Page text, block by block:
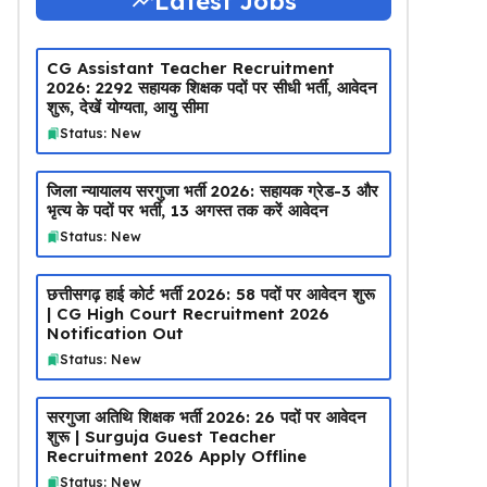
CG Assistant Teacher Recruitment
2026: 2292 सहायक शिक्षक पदों पर सीधी भर्ती, आवेदन
शुरू, देखें योग्यता, आयु सीमा
Status: New
जिला न्यायालय सरगुजा भर्ती 2026: सहायक ग्रेड-3 और
भृत्य के पदों पर भर्ती, 13 अगस्त तक करें आवेदन
Status: New
छत्तीसगढ़ हाई कोर्ट भर्ती 2026: 58 पदों पर आवेदन शुरू
| CG High Court Recruitment 2026
Notification Out
Status: New
सरगुजा अतिथि शिक्षक भर्ती 2026: 26 पदों पर आवेदन
शुरू | Surguja Guest Teacher
Recruitment 2026 Apply Offline
Status: New